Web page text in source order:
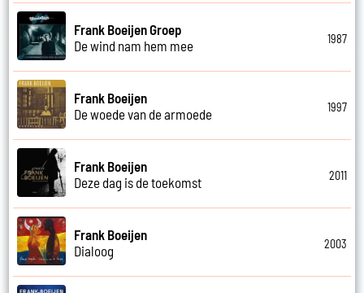
Frank Boeijen Groep
De wind nam hem mee
1987
Frank Boeijen
De woede van de armoede
1997
Frank Boeijen
Deze dag is de toekomst
2011
Frank Boeijen
Dialoog
2003